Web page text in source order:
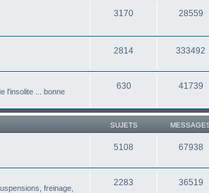
3170 28559
2814 333492
l'insolite ... bonne
630 41739
SUJETS
5108 67938
freinage,
2283 36519